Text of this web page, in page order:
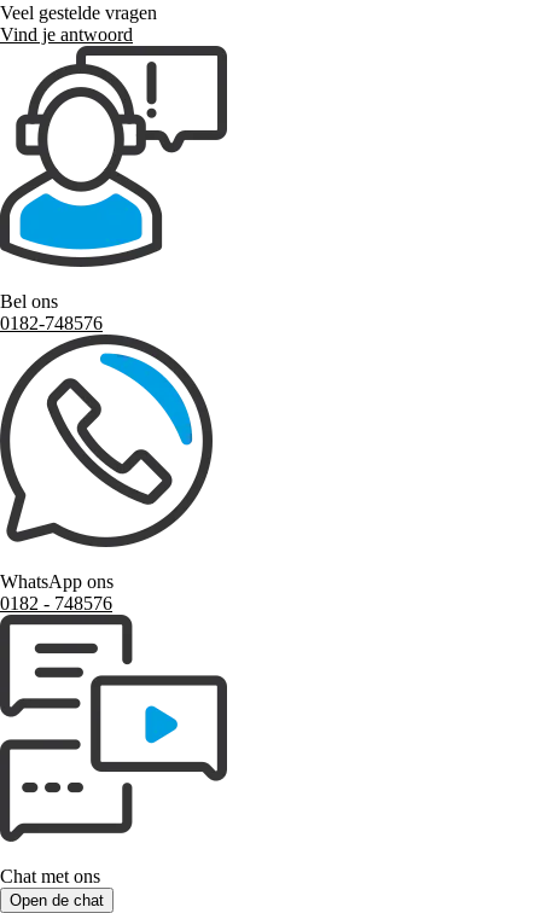
Veel gestelde vragen
Vind je antwoord
Bel ons
0182-748576
WhatsApp ons
0182 ‑ 748576
Chat met ons
Open de chat